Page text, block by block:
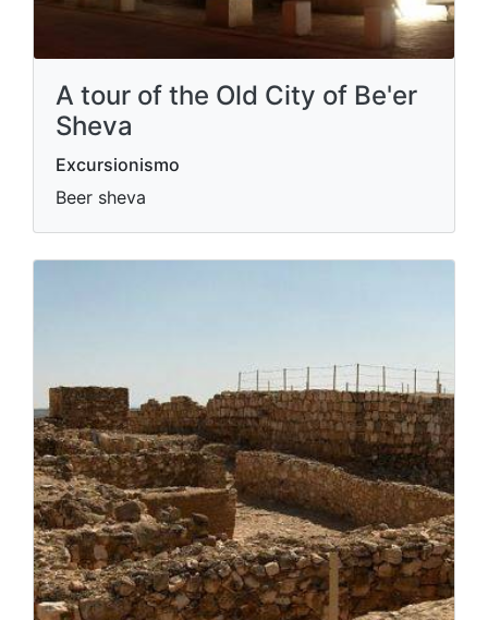
A tour of the Old City of Be'er
Sheva
Excursionismo
Beer sheva